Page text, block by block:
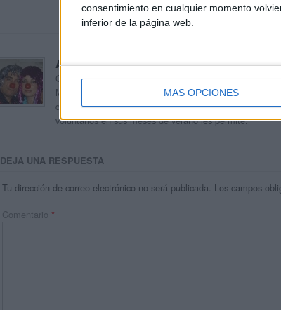
consentimiento en cualquier momento
inferior de la página web.
MÁS OPCIONES
Acerca de orientacionandujar
Orientación Andújar no es solo un blog, es la apuesta
Maribel, que además de ser pareja, son los encargados
dentro del blog y en el cual, vuelcan la mayor parte del
voluntarios en sus meses de verano les permite.
DEJA UNA RESPUESTA
Tu dirección de correo electrónico no será publicada. Los campos
Comentario *